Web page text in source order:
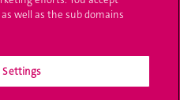
well as the sub domains
Settings